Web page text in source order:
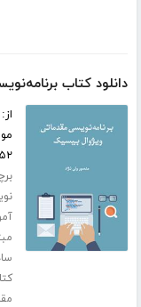
دانلود کتاب
از:
۴۵۲